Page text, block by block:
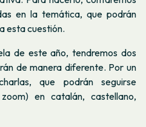
en la temática, que podrán
esta cuestión.
de este año, tendremos dos
de manera diferente. Por un
que podrán seguirse
en catalán, castellano,